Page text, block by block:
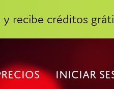
recibe créditos
INICIAR